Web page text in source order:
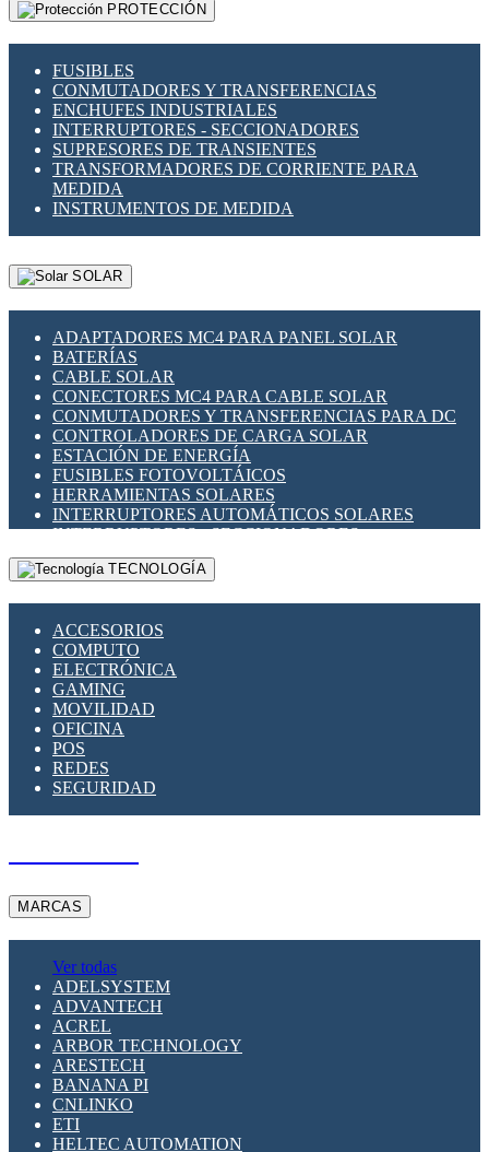
PROTECCIÓN
FUSIBLES
CONMUTADORES Y TRANSFERENCIAS
ENCHUFES INDUSTRIALES
INTERRUPTORES - SECCIONADORES
SUPRESORES DE TRANSIENTES
TRANSFORMADORES DE CORRIENTE PARA
MEDIDA
INSTRUMENTOS DE MEDIDA
SOLAR
ADAPTADORES MC4 PARA PANEL SOLAR
BATERÍAS
CABLE SOLAR
CONECTORES MC4 PARA CABLE SOLAR
CONMUTADORES Y TRANSFERENCIAS PARA DC
CONTROLADORES DE CARGA SOLAR
ESTACIÓN DE ENERGÍA
FUSIBLES FOTOVOLTÁICOS
HERRAMIENTAS SOLARES
INTERRUPTORES AUTOMÁTICOS SOLARES
INTERRUPTORES - SECCIONADORES
FOTOVOLTÁICOS
MONTAJE PANEL SOLAR
SUPRESOR DE TRANSIENTES SPDS PARA
APLICACIONES FOTOVOLTAICAS
TECNOLOGÍA
ACCESORIOS
COMPUTO
ELECTRÓNICA
GAMING
MOVILIDAD
OFICINA
POS
REDES
SEGURIDAD
MARCAS
Ver todas
ADELSYSTEM
ADVANTECH
ACREL
ARBOR TECHNOLOGY
ARESTECH
BANANA PI
CNLINKO
ETI
HELTEC AUTOMATION